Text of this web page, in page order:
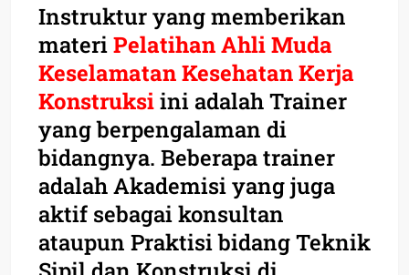
Instruktur yang memberikan
materiPelatihan Ahli Muda
Keselamatan Kesehatan Kerja
Konstruksiini adalah Trainer
yang berpengalaman di
bidangnya. Beberapa trainer
adalah Akademisi yang juga
aktif sebagai konsultan
ataupun Praktisi bidang Teknik